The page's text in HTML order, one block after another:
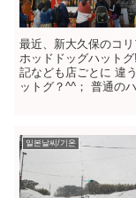
最近、新大久保のコ
ホッドドッグハット
記なども店ごとに 違
ットグ？^^； 普通の
일본날씨/기온